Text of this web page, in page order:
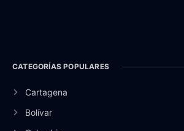
CATEGORÍAS POPULARES
Cartagena
Bolívar